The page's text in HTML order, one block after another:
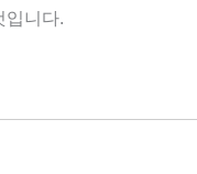
입니다.